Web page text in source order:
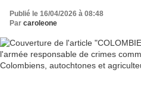
Nariño
Publié le 16/04/2026 à 08:48
Par caroleone